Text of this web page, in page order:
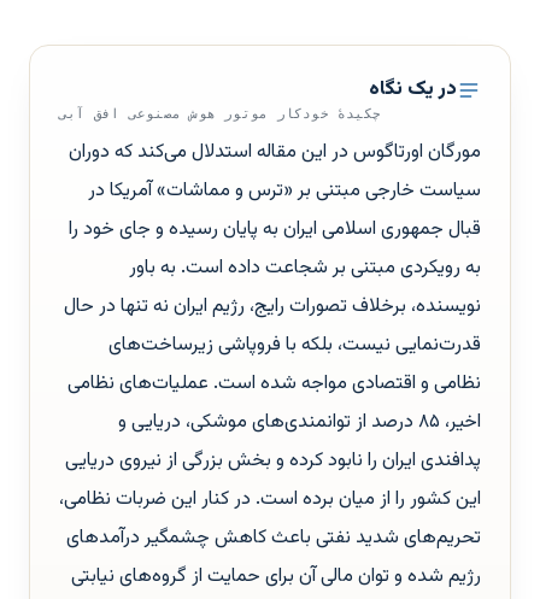
در یک نگاه
چکیدهٔ خودکار موتور هوش مصنوعی افق آبی
مورگان اورتاگوس در این مقاله استدلال می‌کند که دوران
سیاست خارجی مبتنی بر «ترس و مماشات» آمریکا در
قبال جمهوری اسلامی ایران به پایان رسیده و جای خود را
به رویکردی مبتنی بر شجاعت داده است. به باور
نویسنده، برخلاف تصورات رایج، رژیم ایران نه تنها در حال
قدرت‌نمایی نیست، بلکه با فروپاشی زیرساخت‌های
نظامی و اقتصادی مواجه شده است. عملیات‌های نظامی
اخیر، ۸۵ درصد از توانمندی‌های موشکی، دریایی و
پدافندی ایران را نابود کرده و بخش بزرگی از نیروی دریایی
این کشور را از میان برده است. در کنار این ضربات نظامی،
تحریم‌های شدید نفتی باعث کاهش چشمگیر درآمدهای
رژیم شده و توان مالی آن برای حمایت از گروه‌های نیابتی